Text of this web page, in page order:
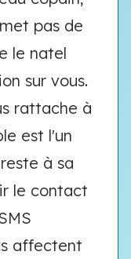
pas de
le natel
sur vous.
rattache à
est l'un
à sa
le contact
affectent